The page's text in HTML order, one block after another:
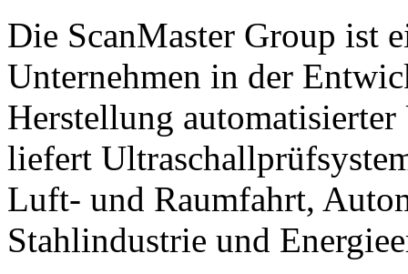
Die ScanMaster Group ist
Unternehmen in der
Herstellung
liefert
Luft- und Raumfahrt,
Stahlindustrie und